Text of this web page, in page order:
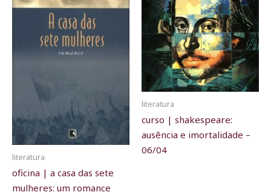
literatura
oficina | a casa das sete
mulheres: um romance
literatura
curso | shakespeare:
ausência e imortalidade –
06/04